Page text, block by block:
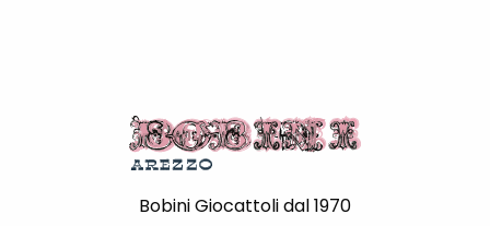
Bobini Giocattoli dal 1970